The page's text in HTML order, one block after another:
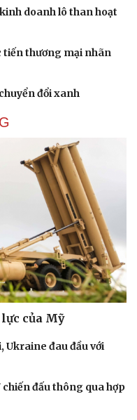
sống
đẹp
yêu - Gia đình
doanh lô than hoạt
tiến thương mại nhãn
đổi xanh
của Mỹ
Ukraine đau đầu với
đấu thông qua hợp